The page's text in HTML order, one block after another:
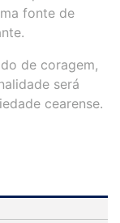
fonte de
de coragem,
será
cearense.